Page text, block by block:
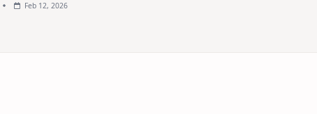
Feb 12, 2026